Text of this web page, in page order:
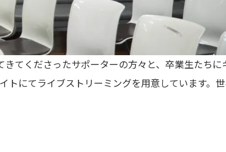
てくださったサポーターの方々と、卒業生たち
トにてライブストリーミングを用意しています。